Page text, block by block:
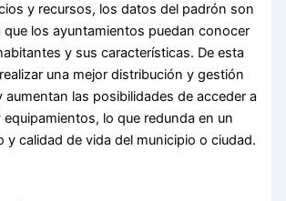
y recursos, los datos del padrón son
que los ayuntamientos puedan conocer
y sus características. De esta
una mejor distribución y gestión
aumentan las posibilidades de acceder a
lo que redunda en un
y calidad de vida del municipio o ciudad.